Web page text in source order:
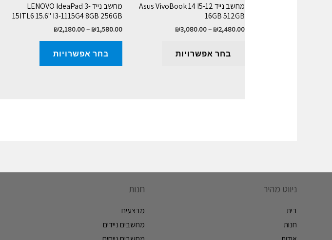
מחשב נייד Asus VivoBook 14 I5-12
16GB 512GB
₪2,480.00
–
₪3,080.00
בחר אפשרויות
מחשב נייד LENOVO IdeaPad 3-
15ITL6 15.6" I3-1115G4 8GB 256GB
₪1,580.00
–
₪2,180.00
בחר אפשרויות
ניווט מהיר
בית
חנות
חנות
מבצעים
מחשבים ניידים